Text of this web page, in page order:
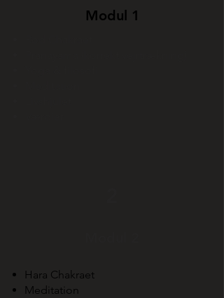
Modul 1
Hara Chakraet
Meditation